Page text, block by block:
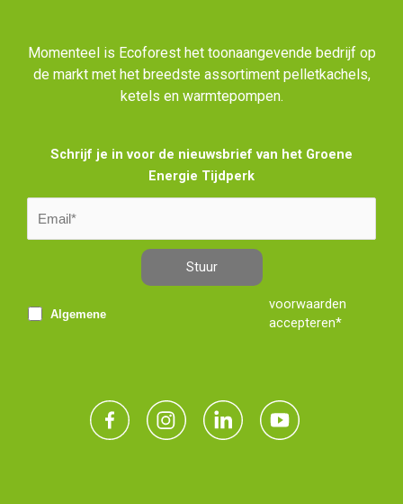
Momenteel is Ecoforest het toonaangevende bedrijf op
de markt met het breedste assortiment pelletkachels,
ketels en warmtepompen.
Schrijf je in voor de nieuwsbrief van het Groene
Energie Tijdperk
Stuur
Algemene
voorwaarden
accepteren*